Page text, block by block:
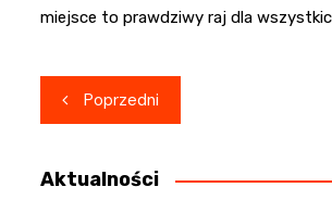
miejsce to prawdziwy raj dla
Nawigacja
wpisu
Poprzedni
Aktualności